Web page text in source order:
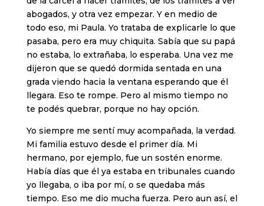
abogados, y otra vez empezar. Y en medio de
todo eso, mi Paula. Yo trataba de explicarle lo que
pasaba, pero era muy chiquita. Sabía que su papá
no estaba, lo extrañaba, lo esperaba. Una vez me
dijeron que se quedó dormida sentada en una
grada viendo hacia la ventana esperando que él
llegara. Eso te rompe. Pero al mismo tiempo no
te podés quebrar, porque no hay opción.
Yo siempre me sentí muy acompañada, la verdad.
Mi familia estuvo desde el primer día. Mi
hermano, por ejemplo, fue un sostén enorme.
Había días que él ya estaba en tribunales cuando
yo llegaba, o iba por mí, o se quedaba más
tiempo. Eso me dio mucha fuerza. Pero aun así, el